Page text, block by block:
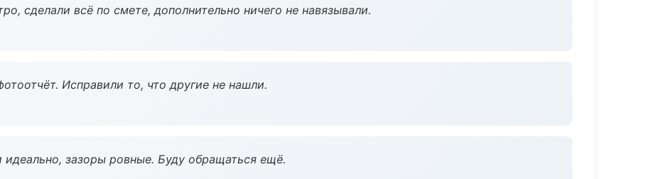
сделали всё по смете, дополнительно ничего не навязывали.
Исправили то, что другие не нашли.
идеально, зазоры ровные. Буду обращаться ещё.